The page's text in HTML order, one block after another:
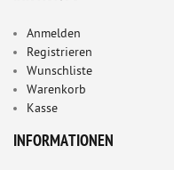
Anmelden
Registrieren
Wunschliste
Warenkorb
Kasse
INFORMATIONEN